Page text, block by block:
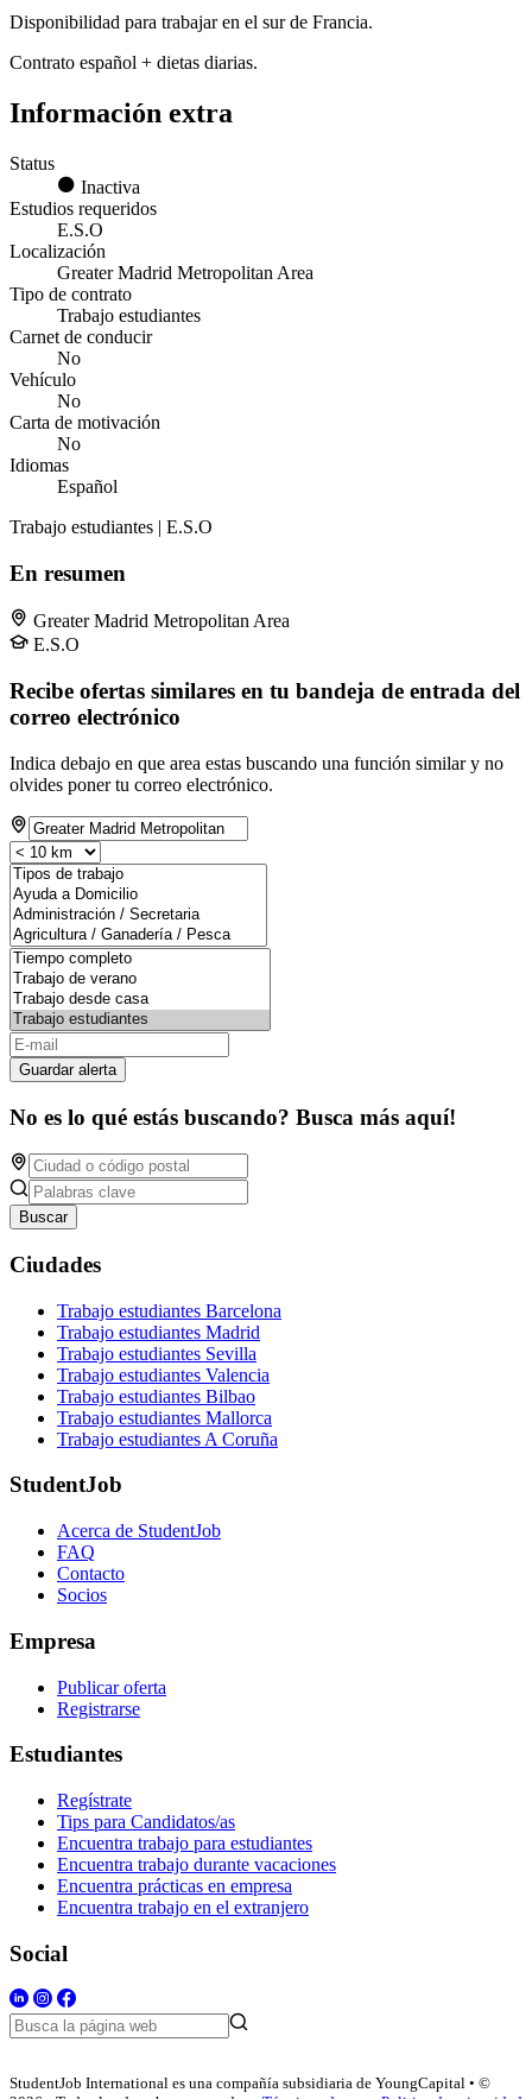
Disponibilidad para trabajar en el sur de Francia.
Contrato español + dietas diarias.
Información extra
Status
Inactiva
Estudios requeridos
E.S.O
Localización
Greater Madrid Metropolitan Area
Tipo de contrato
Trabajo estudiantes
Carnet de conducir
No
Vehículo
No
Carta de motivación
No
Idiomas
Español
Trabajo estudiantes | E.S.O
En resumen
Greater Madrid Metropolitan Area
E.S.O
Recibe ofertas similares en tu bandeja de entrada del
correo electrónico
Indica debajo en que area estas buscando una función similar y no
olvides poner tu correo electrónico.
Guardar alerta
No es lo qué estás buscando? Busca más aquí!
Buscar
Ciudades
Trabajo estudiantes Barcelona
Trabajo estudiantes Madrid
Trabajo estudiantes Sevilla
Trabajo estudiantes Valencia
Trabajo estudiantes Bilbao
Trabajo estudiantes Mallorca
Trabajo estudiantes A Coruña
StudentJob
Acerca de StudentJob
FAQ
Contacto
Socios
Empresa
Publicar oferta
Registrarse
Estudiantes
Regístrate
Tips para Candidatos/as
Encuentra trabajo para estudiantes
Encuentra trabajo durante vacaciones
Encuentra prácticas en empresa
Encuentra trabajo en el extranjero
Social
StudentJob International es una compañía subsidiaria de YoungCapital • ©